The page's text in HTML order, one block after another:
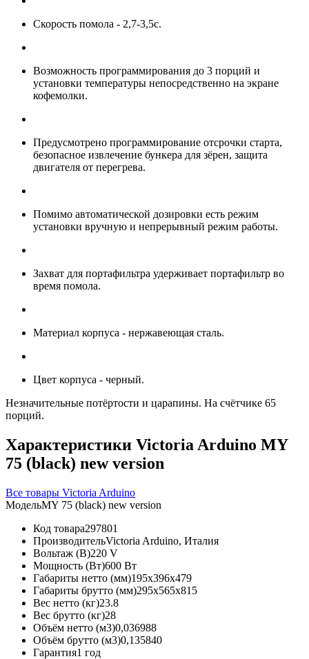
Скорость помола - 2,7-3,5с.
Возможность программирования до 3 порций и
установки температуры непосредственно на экране
кофемолки.
Предусмотрено программирование отсрочки старта,
безопасное извлечение бункера для зёрен, защита
двигателя от перегрева.
Помимо автоматической дозировки есть режим
установки вручную и непрерывный режим работы.
Захват для портафильтра удерживает портафильтр во
время помола.
Материал корпуса - нержавеющая сталь.
Цвет корпуса - черный.
Незначительные потёртости и царапины. На счётчике 65
порций.
Характеристики Victoria Arduino MY
75 (black) new version
Все товары Victoria Arduino
МодельMY 75 (black) new version
Код товара297801
ПроизводительVictoria Arduino, Италия
Вольтаж (В)220 V
Мощность (Вт)600 Вт
Габариты нетто (мм)195x396x479
Габариты брутто (мм)295x565x815
Вес нетто (кг)23.8
Вес брутто (кг)28
Объём нетто (м3)0,036988
Объём брутто (м3)0,135840
Гарантия1 год